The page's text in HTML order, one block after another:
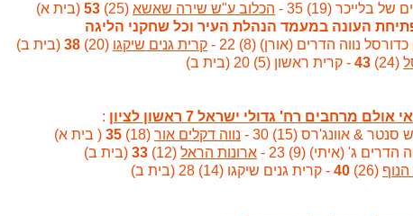
בלייכר (19) 35 - הכלוב ע"ש שירה שאשא (25)
53 (בית א)
נווה הדרים (אורן) (8) 22 - קרית גנים שיקגו (20)
38 (בית ב)
(24)
43 - קרית ראשון (5) 20 (בית ב)
:
סנטר & אוונג'רס (15) 30 - נווה דקלים אור (18)
35 ( בית א)
הדרים ג' (איתי) (9) 23 - ארונות הראל (12)
33 (בית ב)
(26)
40 - קרית גנים שיקגו (14) 28 (בית ב)